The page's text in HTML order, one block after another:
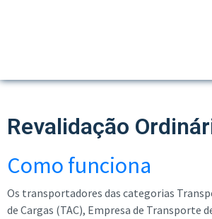
Revalidação
Como funciona
Os transportadores das categorias
de Cargas (TAC), Empresa de Transporte